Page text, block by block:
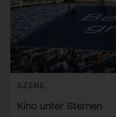
SZENE
Kino unter Sternen